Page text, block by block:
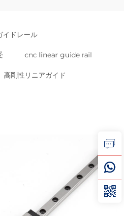
イドレール
cnc linear guide rail
高剛性リニアガイド